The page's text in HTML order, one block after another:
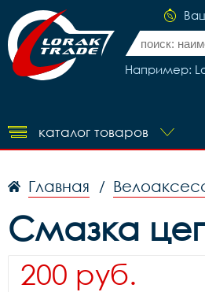
Например:
каталог товаров
Главная /
Смазка
200 руб.